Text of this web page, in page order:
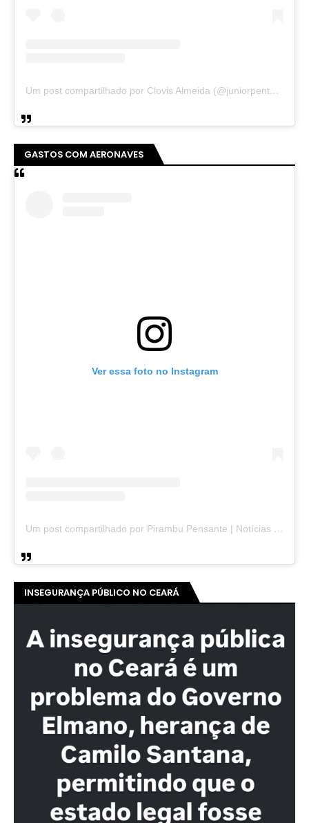
Um post compartilhado por Clovis Almeida (@juniorpentecoste01)
GASTOS COM AERONAVES
Ver essa foto no Instagram
Um post compartilhado por Pirambu Pensante | Notícias & Entretenimento (@pirambupensante)
INSEGURANÇA PÚBLICO NO CEARÁ